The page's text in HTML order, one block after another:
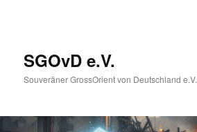
SGOvD e.V.
Souveräner GrossOrient von Deutschland e.V.